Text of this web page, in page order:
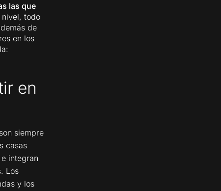
las que
todo
de
en los
en
siempre
casas
integran
Los
y los